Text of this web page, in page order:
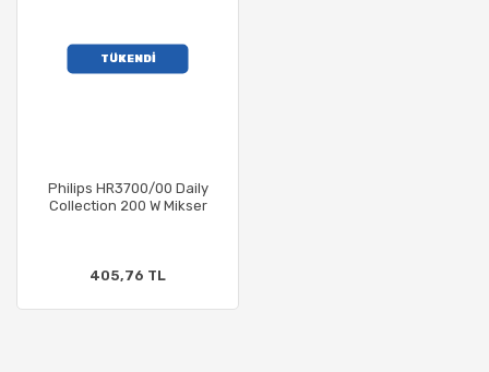
TÜKENDİ
Philips HR3700/00 Daily
Collection 200 W Mikser
405,76 TL